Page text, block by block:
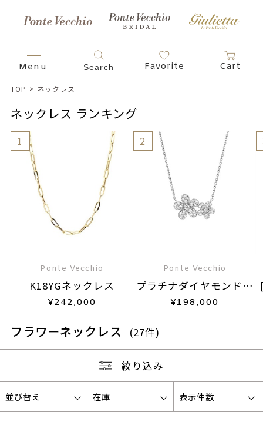
TOP > ネックレス
ネックレス ランキング
1
Ponte Vecchio
K18YGネックレス
¥242,000
2
Ponte Vecchio
プラチナダイヤモンドネ
ックレス
¥198,000
フラワーネックレス (27件)
絞り込み
並び替え 在庫 表示件数